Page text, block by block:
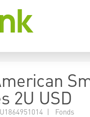
2U USD
| Fonds